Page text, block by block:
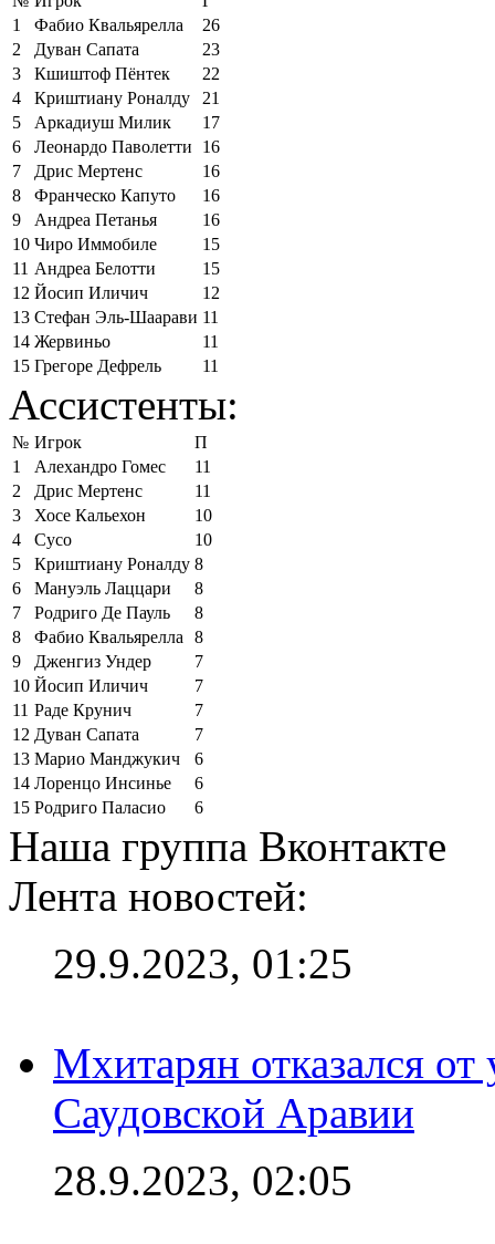
1
Фабио Квальярелла
26
2
Дуван Сапата
23
3
Кшиштоф Пёнтек
22
4
Криштиану Роналду
21
5
Аркадиуш Милик
17
6
Леонардо Паволетти
16
7
Дрис Мертенс
16
8
Франческо Капуто
16
9
Андреа Петанья
16
10 Чиро Иммобиле
15
11 Андреа Белотти
15
12 Йосип Иличич
12
13 Стефан Эль-Шаарави 11
14 Жервиньо
11
15 Грегоре Дефрель 11
Ассистенты:
№ Игрок
П
1
Алехандро Гомес
11
2
Дрис Мертенс
11
3
Хосе Кальехон
10
4
Сусо
10
5
Криштиану Роналду 8
6
Мануэль Лаццари
8
7
Родриго Де Пауль
8
8
Фабио Квальярелла
8
9
Дженгиз Ундер
7
10 Йосип Иличич
7
11 Раде Крунич
7
12 Дуван Сапата
7
13 Марио Манджукич
6
14 Лоренцо Инсинье
6
15 Родриго Паласио 6
Наша группа Вконтакте
Лента новостей:
29.9.2023, 01:25
Мхитарян отказался от
Саудовской Аравии
28.9.2023, 02:05